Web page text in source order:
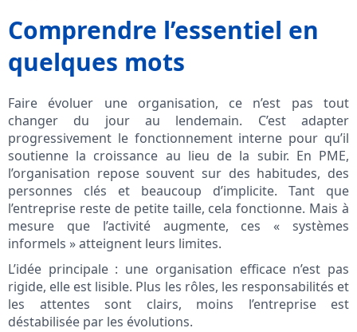
Comprendre l’essentiel en
quelques mots
Faire évoluer une organisation, ce n’est pas tout
changer du jour au lendemain. C’est adapter
progressivement le fonctionnement interne pour qu’il
soutienne la croissance au lieu de la subir. En PME,
l’organisation repose souvent sur des habitudes, des
personnes clés et beaucoup d’implicite. Tant que
l’entreprise reste de petite taille, cela fonctionne. Mais à
mesure que l’activité augmente, ces « systèmes
informels » atteignent leurs limites.
L’idée principale : une organisation efficace n’est pas
rigide, elle est lisible. Plus les rôles, les responsabilités et
les attentes sont clairs, moins l’entreprise est
déstabilisée par les évolutions.